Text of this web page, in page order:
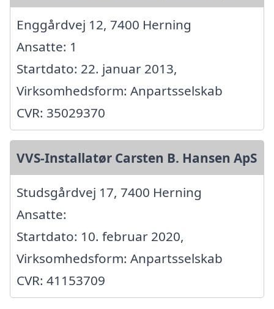
Enggårdvej 12, 7400 Herning
Ansatte: 1
Startdato: 22. januar 2013,
Virksomhedsform: Anpartsselskab
CVR: 35029370
VVS-Installatør Carsten B. Hansen ApS
Studsgårdvej 17, 7400 Herning
Ansatte:
Startdato: 10. februar 2020,
Virksomhedsform: Anpartsselskab
CVR: 41153709